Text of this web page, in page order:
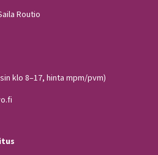
Routio
klo 8–17, hinta mpm/pvm)